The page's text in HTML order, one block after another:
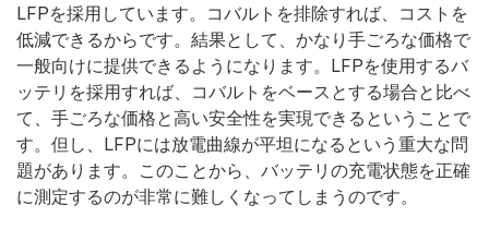
LFPを採用しています。コバルトを排除すれば、コストを
低減できるからです。結果として、かなり手ごろな価格で
一般向けに提供できるようになります。LFPを使用するバ
ッテリを採用すれば、コバルトをベースとする場合と比べ
て、手ごろな価格と高い安全性を実現できるということで
す。但し、LFPには放電曲線が平坦になるという重大な問
題があります。このことから、バッテリの充電状態を正確
に測定するのが非常に難しくなってしまうのです。